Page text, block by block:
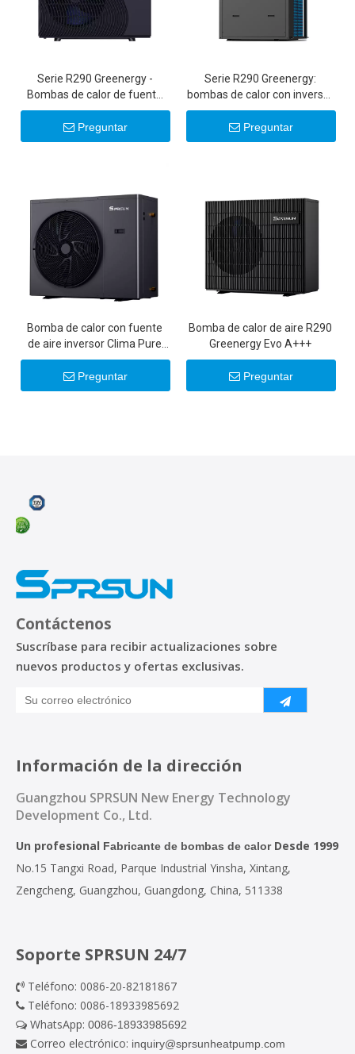
Serie R290 Greenergy -
Bombas de calor de fuente
de aire con inversor de CC
ultrasilenciosas de 6-22 KW
20 KW 22 KW
Preguntar
Serie R290 Greenergy:
bombas de calor con inversor
comercial de 50 KW/100 KW
Preguntar
Bomba de calor con fuente
de aire inversor Clima Pure
R32 DC
Preguntar
Bomba de calor de aire R290
Greenergy Evo A+++
Preguntar
Contáctenos
Suscríbase para recibir actualizaciones sobre
nuevos productos y ofertas exclusivas.
Información de la dirección
Guangzhou SPRSUN New Energy Technology
Development Co., Ltd.
Un profesional Fabricante de bombas de calorDesde 1999
No.15 Tangxi Road, Parque Industrial Yinsha, Xintang,
Zengcheng, Guangzhou, Guangdong, China, 511338
Soporte SPRSUN 24/7
 Teléfono: 0086-20-82181867
 Teléfono: 0086-18933985692
 WhatsApp: 0086-18933985692
 Correo electrónico: inquiry@sprsunheatpump.com